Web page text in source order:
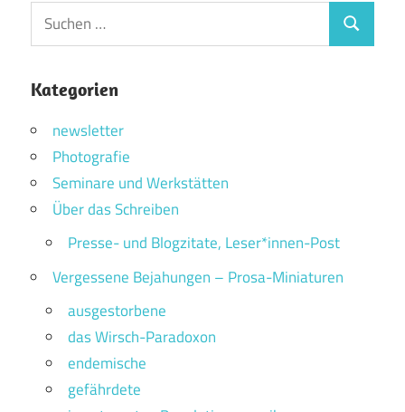
Suchen
nach:
Suchen
Kategorien
newsletter
Photografie
Seminare und Werkstätten
Über das Schreiben
Presse- und Blogzitate, Leser*innen-Post
Vergessene Bejahungen – Prosa-Miniaturen
ausgestorbene
das Wirsch-Paradoxon
endemische
gefährdete